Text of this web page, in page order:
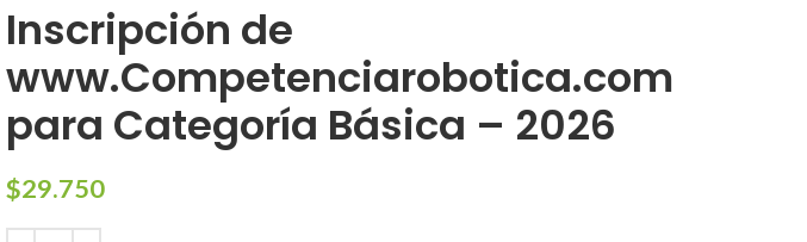
Inscripción de
www.Competenciarobotica.com
para Categoría Básica – 2026
$29.750